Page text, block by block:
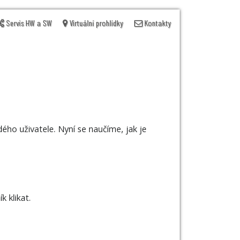
Servis HW a SW Virtuální prohlídky Kontakty
uživatele. Nyní se naučíme, jak je
klikat.